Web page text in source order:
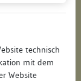
technisch
mit dem
Website